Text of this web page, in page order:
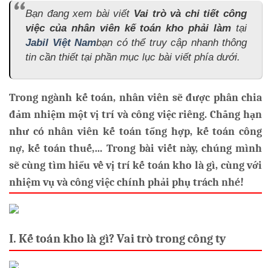
Bạn đang xem bài viết Vai trò và chi tiết công
việc của nhân viên kế toán kho phải làm tại
Jabil Việt Nambạn có thể truy cập nhanh thông
tin cần thiết tại phần mục lục bài viết phía dưới.
Trong ngành kế toán, nhân viên sẽ được phân chia
đảm nhiệm một vị trí và công việc riêng. Chẳng hạn
như có nhân viên kế toán tổng hợp, kế toán công
nợ, kế toán thuế,… Trong bài viết này, chúng mình
sẽ cùng tìm hiểu về vị trí kế toán kho là gì, cùng với
nhiệm vụ và công việc chính phải phụ trách nhé!
I. Kế toán kho là gì? Vai trò trong công ty